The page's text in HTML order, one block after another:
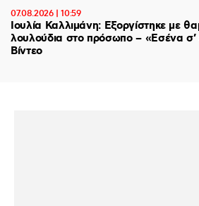
07.08.2026 | 10:59
Ιουλία Καλλιμάνη: Εξοργίστηκε με
λουλούδια στο πρόσωπο – «Εσένα σ’
Βίντεο